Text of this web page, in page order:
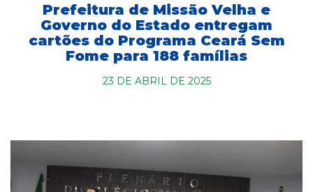
Prefeitura de Missão Velha e
Governo do Estado entregam
cartões do Programa Ceará Sem
Fome para 188 famílias
23 DE ABRIL DE 2025